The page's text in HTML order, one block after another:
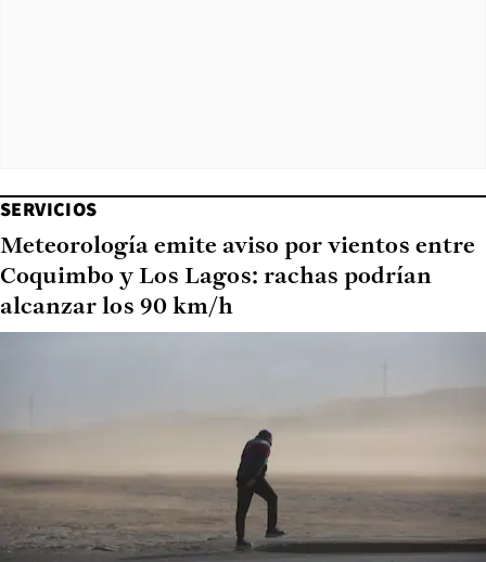
SERVICIOS
Meteorología emite aviso por vientos entre
Coquimbo y Los Lagos: rachas podrían
alcanzar los 90 km/h